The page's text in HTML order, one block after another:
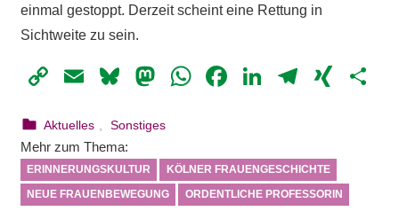
einmal gestoppt. Derzeit scheint eine Rettung in
Sichtweite zu sein.
CopyEmailBluesky
Mastodon
WhatsApp
Facebook
LinkedIn
6. Juli 2024
Irene Franken
Aktuelles Sonstiges
Mehr zum Thema:
ERINNERUNGSKULTUR KÖLNER FRAUENGESCHICHTE
NEUE FRAUENBEWEGUNG ORDENTLICHE PROFESSORIN